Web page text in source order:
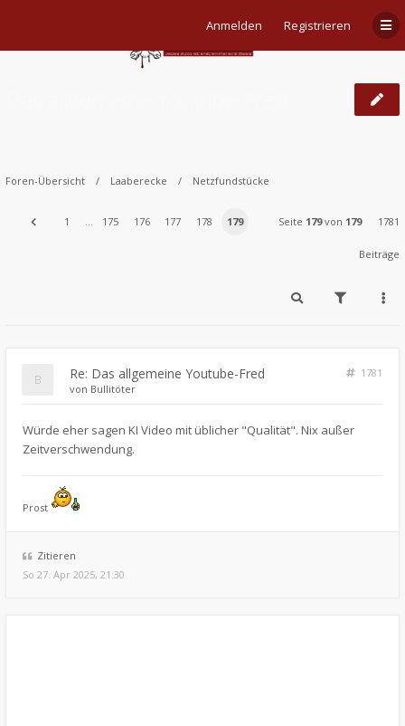
Anmelden Registrieren
Foren-Übersicht Laaberecke Netzfundstücke
1 … 175 176 177 178 179 Seite 179von 179 1781
Beiträge
Re: Das allgemeine Youtube-Fred
1781
von Bullitöter
Würde eher sagen KI Video mit üblicher "Qualität". Nix außer
Zeitverschwendung.
Prost
Zitieren
So 27. Apr 2025, 21:30